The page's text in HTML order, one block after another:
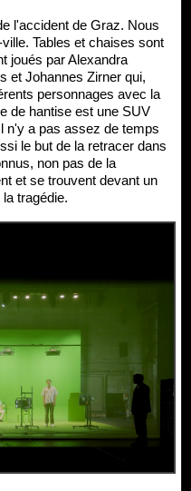
l'accident de Graz. Nous
Tables et chaises sont
joués par Alexandra
et Johannes Zirner qui,
personnages avec la
de hantise est une SUV
n'y a pas assez de temps
le but de la retracer dans
non pas de la
et se trouvent devant un
tragédie.